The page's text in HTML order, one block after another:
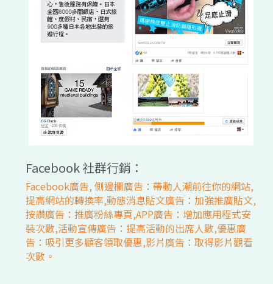
Facebook 社群行銷：
Facebook廣告, 側邊欄廣告：帶動人潮前往你的網站,
提高網站的轉換率,動態消息貼文廣告：加強推廣貼文,
按讚廣告：推廣粉絲專頁,APP廣告：增加應用程式安
裝次數,活動宣傳廣告：提高活動的出席人數,優惠廣
告：吸引更多顧客領取優惠,影片廣告：取得影片觀看
次數。